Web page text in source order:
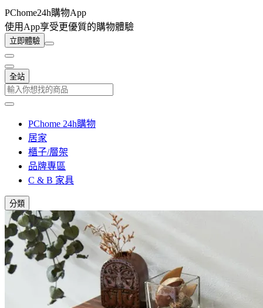
PChome24h購物App
使用App享受更優質的購物體驗
立即體驗
全站
PChome 24h購物
居家
櫃子/層架
品牌專區
C & B 家具
分類